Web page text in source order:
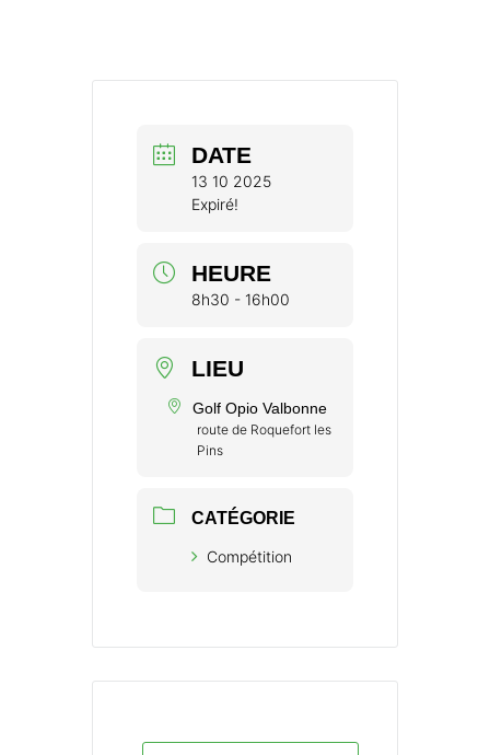
DATE
13 10 2025
Expiré!
HEURE
8h30 - 16h00
LIEU
Golf Opio Valbonne
route de Roquefort les
Pins
CATÉGORIE
Compétition